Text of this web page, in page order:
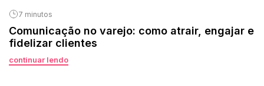
7 minutos
Comunicação no varejo: como atrair, engajar e
fidelizar clientes
continuar lendo